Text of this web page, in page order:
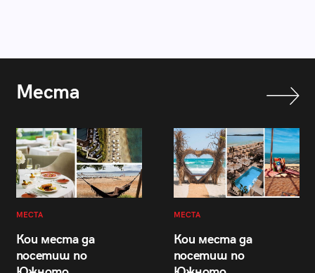
Места
МЕСТА
Кои места да
посетиш по
МЕСТА
Кои места да
посетиш по